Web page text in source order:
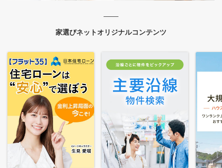
家選びネットオリジナルコンテンツ